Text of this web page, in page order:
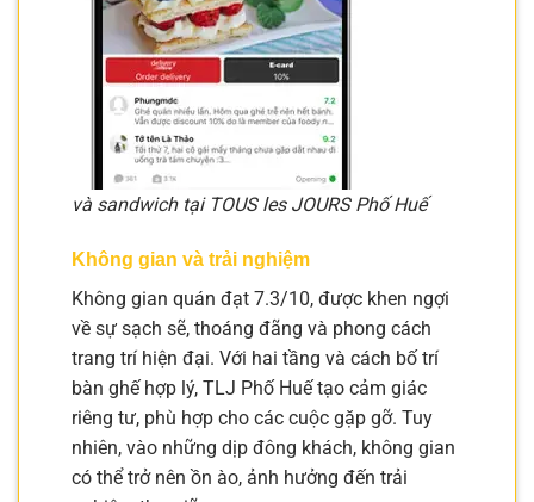
và sandwich tại TOUS les JOURS Phố Huế
Không gian và trải nghiệm
Không gian quán đạt 7.3/10, được khen ngợi
về sự sạch sẽ, thoáng đãng và phong cách
trang trí hiện đại. Với hai tầng và cách bố trí
bàn ghế hợp lý, TLJ Phố Huế tạo cảm giác
riêng tư, phù hợp cho các cuộc gặp gỡ. Tuy
nhiên, vào những dịp đông khách, không gian
có thể trở nên ồn ào, ảnh hưởng đến trải